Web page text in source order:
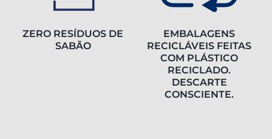
ZERO RESÍDUOS DE
SABÃO
EMBALAGENS
RECICLÁVEIS FEITAS
COM PLÁSTICO
RECICLADO.
DESCARTE
CONSCIENTE.​